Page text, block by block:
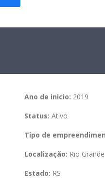
Ano de inicio: 2019
Status: Ativo
Tipo de
Localização: Rio Grande
Estado: RS